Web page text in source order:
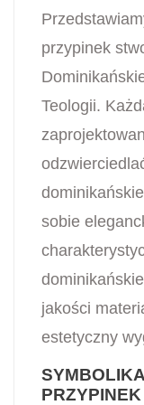
przypinek
Teologii.
sobie
jakości
estetyczny